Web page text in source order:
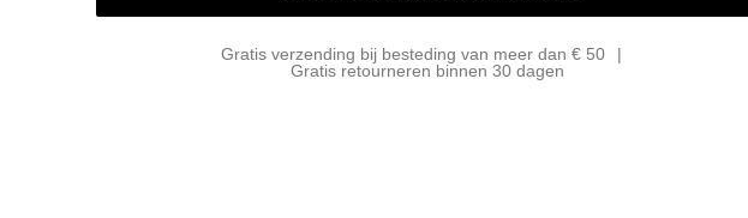
Gratis verzending bij besteding van meer dan € 50
Gratis retourneren binnen 30 dagen